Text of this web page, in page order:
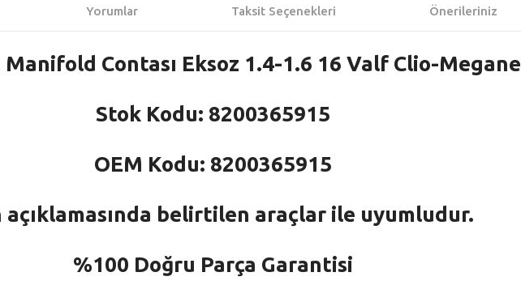
Yorumlar Taksit Seçenekleri Önerileriniz
Manifold Contası Eksoz 1.4-1.6 16 Valf Clio-Megane
Stok Kodu: 8200365915
OEM Kodu: 8200365915
açıklamasında belirtilen araçlar ile uyumludur.
%100 Doğru Parça Garantisi